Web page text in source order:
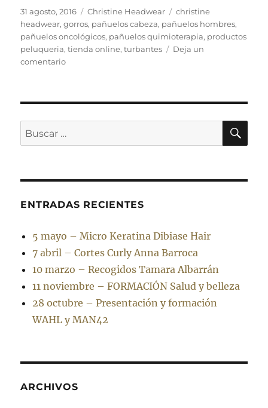
Publicado
el
31 agosto, 2016 Categorías
Christine Headwear Etiquetas
christine
headwear,gorros, pañuelos cabeza, pañuelos hombres,
pañuelos oncológicos, pañuelos quimioterapia, productos
peluqueria,tienda online,turbantes
Deja un
comentarioen
y
turbantes
Buscar
por:
ENTRADAS RECIENTES
5 mayo – Micro Keratina Dibiase Hair
7 abril – Cortes Curly Anna Barroca
10 marzo – Recogidos Tamara Albarrán
11 noviembre – FORMACIÓN Salud y belleza
28 octubre – Presentación y formación
WAHL y MAN42
ARCHIVOS